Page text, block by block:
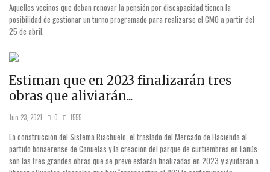
Aquellos vecinos que deban renovar la pensión por discapacidad tienen la
posibilidad de gestionar un turno programado para realizarse el CMO a partir del
25 de abril.
Estiman que en 2023 finalizarán tres
obras que aliviarán...
Jun 23, 2021 0 1555
La construcción del Sistema Riachuelo, el traslado del Mercado de Hacienda al
partido bonaerense de Cañuelas y la creación del parque de curtiembres en Lanús
son las tres grandes obras que se prevé estarán finalizadas en 2023 y ayudarán a